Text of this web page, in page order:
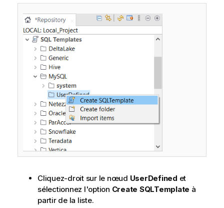
Cliquez-droit sur le nœud UserDefined et
sélectionnez l'option Create SQLTemplate à
partir de la liste.